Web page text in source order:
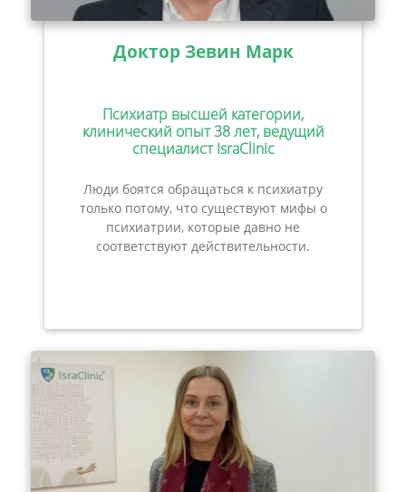
Доктор Зевин Марк
Психиатр высшей категории,
клинический опыт 38 лет, ведущий
специалист IsraClinic
Люди боятся обращаться к психиатру
только потому, что существуют мифы о
психиатрии, которые давно не
соответствуют действительности.